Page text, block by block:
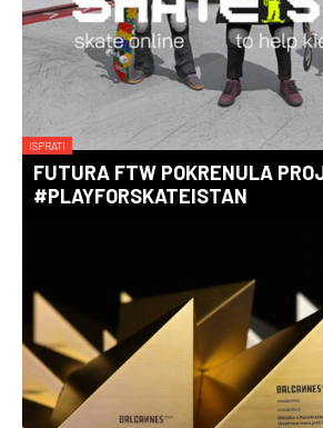
ISPRATI
FUTURA FTW POKRENULA
#PLAYFORSKATEISTAN